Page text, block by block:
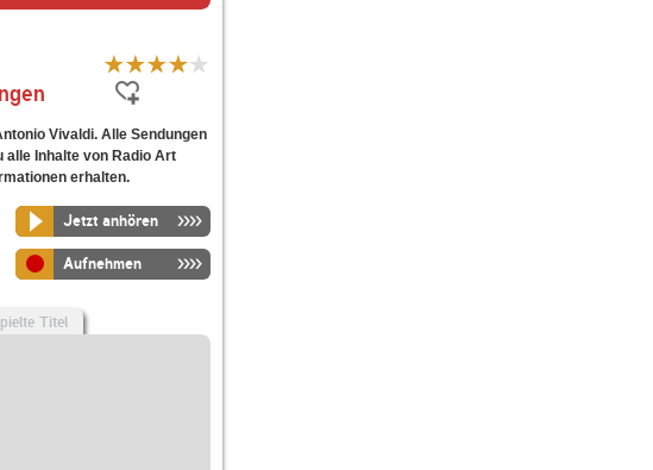
Vivaldi. Alle Sendungen
alle Inhalte von Radio Art
erhalten.
Jetzt anhören
Aufnehmen
Titel